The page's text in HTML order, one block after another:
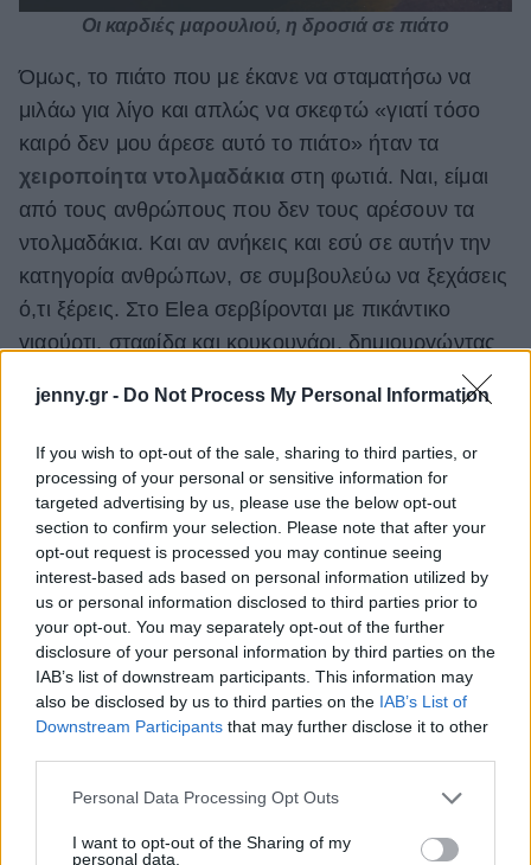
jenny.gr - Do Not Process My Personal Information
If you wish to opt-out of the sale, sharing to third parties, or
processing of your personal or sensitive information for
targeted advertising by us, please use the below opt-out
section to confirm your selection. Please note that after your
opt-out request is processed you may continue seeing
interest-based ads based on personal information utilized by
us or personal information disclosed to third parties prior to
your opt-out. You may separately opt-out of the further
disclosure of your personal information by third parties on the
IAB’s list of downstream participants. This information may
also be disclosed by us to third parties on the IAB’s List of
Downstream Participants that may further disclose it to other
Please note that this website/app uses one or more Google
not limited to your visit or usage behaviour. You may click to
Personal Data Processing Opt Outs
I want to opt-out of the Sharing of my
personal data.
Οι καρδιές μαρουλιού, η δροσιά σε πιάτο
Όμως, το πιάτο που με έκανε να σταματήσω να
μιλάω για λίγο και απλώς να σκεφτώ «γιατί τόσο
καιρό δεν μου άρεσε αυτό το πιάτο» ήταν τα
χειροποίητα ντολμαδάκια στη φωτιά. Ναι, είμαι
από τους ανθρώπους που δεν τους αρέσουν τα
ντολμαδάκια. Και αν ανήκεις και εσύ σε αυτήν την
κατηγορία ανθρώπων, σε συμβουλεύω να ξεχάσεις
ό,τι ξέρεις. Στο Elea σερβίρονται με πικάντικο
γιαούρτι, σταφίδα και κουκουνάρι, δημιουργώντας
μια ισορροπία ανάμεσα στο παραδοσιακό και το
«τώρα» που σπάνια βρίσκεις.
Περνώντας στα κυρίως, η επιλογή ήταν
μονόδρομος: Σκιουφικτά με σάλτσα ντομάτας,